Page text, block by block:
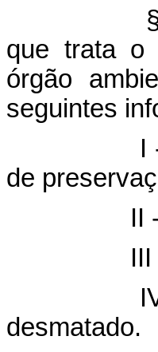
que trata o
órgão
seguintes
de
o
a efetiva
o uso
desmatado.